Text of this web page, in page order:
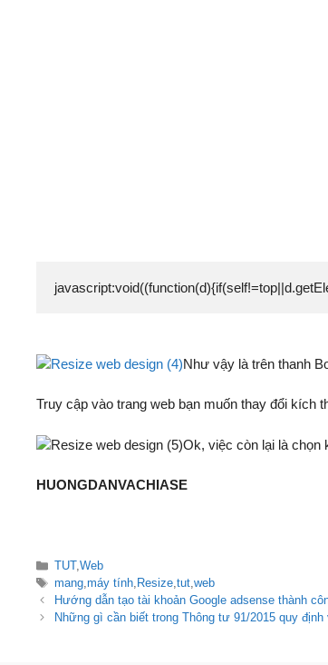
Như vậy là trên thanh
Truy cập vào trang web bạn muốn thay đổi kích
Ok, việc còn lại là chọn
HUONGDANVACHIASE
Danh
mục
TUT,Web
Thẻ
mang,máy tính, Resize,tut,web
Điều
hướng
Hướng dẫn tạo tài khoản Google adsense thành
Những gì cần biết trong Thông tư 91/2015 quy